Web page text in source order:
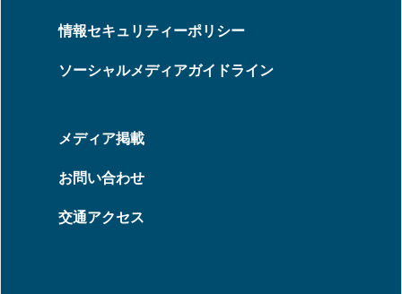
情報セキュリティーポリシー
ソーシャルメディアガイドライン
メディア掲載
お問い合わせ
交通アクセス